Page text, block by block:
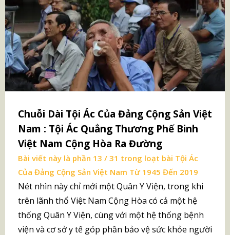
Chuỗi Dài Tội Ác Của Đảng Cộng Sản Việt
Nam : Tội Ác Quẳng Thương Phế Binh
Việt Nam Cộng Hòa Ra Đường
Bài viết này là phần 13 / 31 trong loạt bài Tội Ác
Của Đảng Cộng Sản Việt Nam Từ 1945 Đến 2019
Nét nhìn này chỉ mới một Quân Y Viện, trong khi
trên lãnh thổ Việt Nam Cộng Hòa có cả một hệ
thống Quân Y Viện, cùng với một hệ thống bệnh
viện và cơ sở y tế góp phần bảo vệ sức khỏe người